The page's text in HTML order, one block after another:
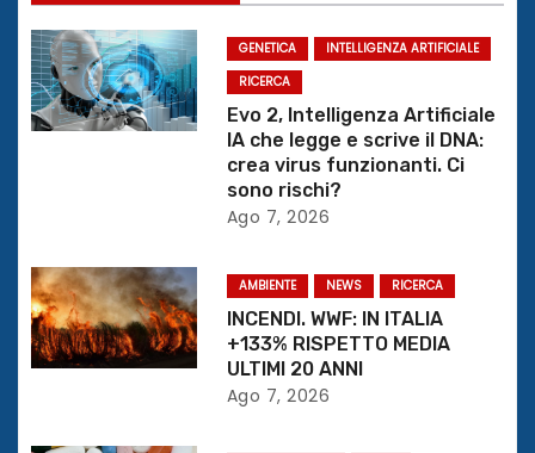
z
i
o
a
r
t
GENETICA
INTELLIGENZA ARTIFICIALE
RICERCA
Evo 2, Intelligenza Artificiale
IA che legge e scrive il DNA:
crea virus funzionanti. Ci
sono rischi?
Ago 7, 2026
AMBIENTE NEWS RICERCA
INCENDI. WWF: IN ITALIA
+133% RISPETTO MEDIA
ULTIMI 20 ANNI
Ago 7, 2026